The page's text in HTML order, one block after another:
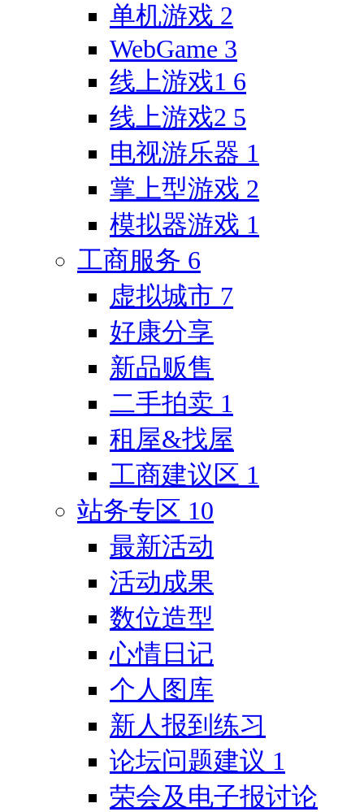
单机游戏 2
WebGame 3
线上游戏1 6
线上游戏2 5
电视游乐器 1
掌上型游戏 2
模拟器游戏 1
工商服务 6
虚拟城市 7
好康分享
新品贩售
二手拍卖 1
租屋&找屋
工商建议区 1
站务专区 10
最新活动
活动成果
数位造型
心情日记
个人图库
新人报到练习
论坛问题建议 1
荣会及电子报讨论